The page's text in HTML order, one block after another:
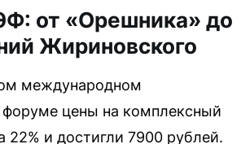
от «Орешника» до
Жириновского
международном
цены на комплексный
22% и достигли 7900 рублей.